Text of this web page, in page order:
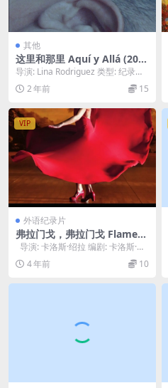
其他
这里和那里 Aquí y Allá (201
9)
导演: Lina Rodriguez 类型: 纪录
片 / 短片 制片国家/地区:...
2 年前 15
VIP
外语纪录片
弗拉门戈，弗拉门戈 Flamenc
o, Flamenco (2010)
导演: 卡洛斯·绍拉 编剧: 卡洛斯·绍
拉 主演: Paco de...
4 年前 10